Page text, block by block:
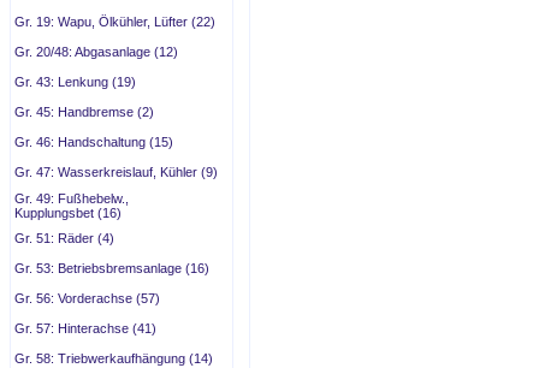
Gr. 19: Wapu, Ölkühler, Lüfter (22)
Gr. 20/48: Abgasanlage (12)
Gr. 43: Lenkung (19)
Gr. 45: Handbremse (2)
Gr. 46: Handschaltung (15)
Gr. 47: Wasserkreislauf, Kühler (9)
Gr. 49: Fußhebelw.,
Kupplungsbet (16)
Gr. 51: Räder (4)
Gr. 53: Betriebsbremsanlage (16)
Gr. 56: Vorderachse (57)
Gr. 57: Hinterachse (41)
Gr. 58: Triebwerkaufhängung (14)